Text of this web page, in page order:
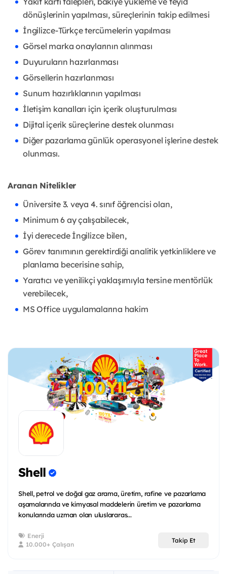
dönüşlerinin yapılması, süreçlerinin takip edilmesi
İngilizce-Türkçe tercümelerin yapılması
Görsel marka onaylarının alınması
Duyuruların hazırlanması
Görsellerin hazırlanması
Sunum hazırlıklarının yapılması
İletişim kanalları için içerik oluşturulması
Dijital içerik süreçlerine destek olunması
Diğer pazarlama günlük operasyonel işlerine destek
olunması.
Aranan Nitelikler
Üniversite 3. veya 4. sınıf öğrencisi olan,
Minimum 6 ay çalışabilecek,
İyi derecede İngilizce bilen,
Görev tanımının gerektirdiği analitik yetkinliklere ve
planlama becerisine sahip,
Yaratıcı ve yenilikçi yaklaşımıyla tersine mentörlük
verebilecek,
MS Office uygulamalarına hakim
Shell
Shell, petrol ve doğal gaz arama, üretim, rafine ve pazarlama
aşamalarında ve kimyasal maddelerin üretim ve pazarlama
konularında uzman olan uluslararas...
Enerji
10.000+ Çalışan
Takip Et